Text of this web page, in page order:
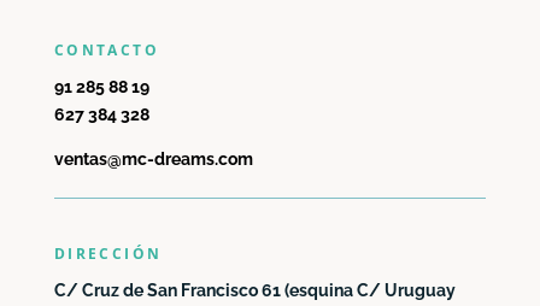
CONTACTO
91 285 88 19
627 384 328
ventas@mc-dreams.com
DIRECCIÓN
C/ Cruz de San Francisco 61 (esquina C/ Uruguay